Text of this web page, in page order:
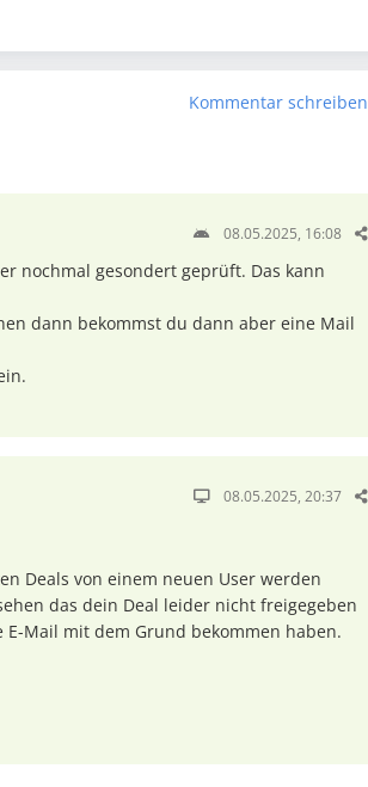
Kommentar schreiben
08.05.2025, 16:08
nochmal gesondert geprüft. Das kann
dann bekommst du dann aber eine Mail
08.05.2025, 20:37
Deals von einem neuen User werden
das dein Deal leider nicht freigegeben
Mail mit dem Grund bekommen haben.